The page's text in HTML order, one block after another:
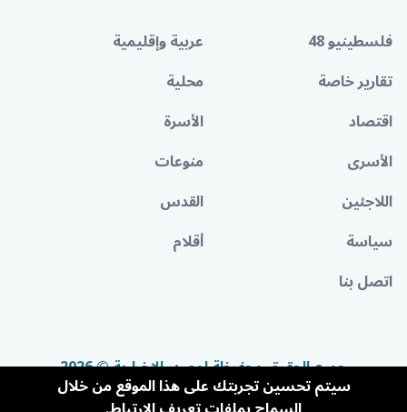
فلسطينيو 48
عربية وإقليمية
تقارير خاصة
محلية
اقتصاد
الأسرة
الأسرى
منوعات
اللاجئين
القدس
سياسة
أقلام
اتصل بنا
جميع الحقوق محفوظة لمصدر الإخبارية © 2026
سيتم تحسين تجربتك على هذا الموقع من خلال